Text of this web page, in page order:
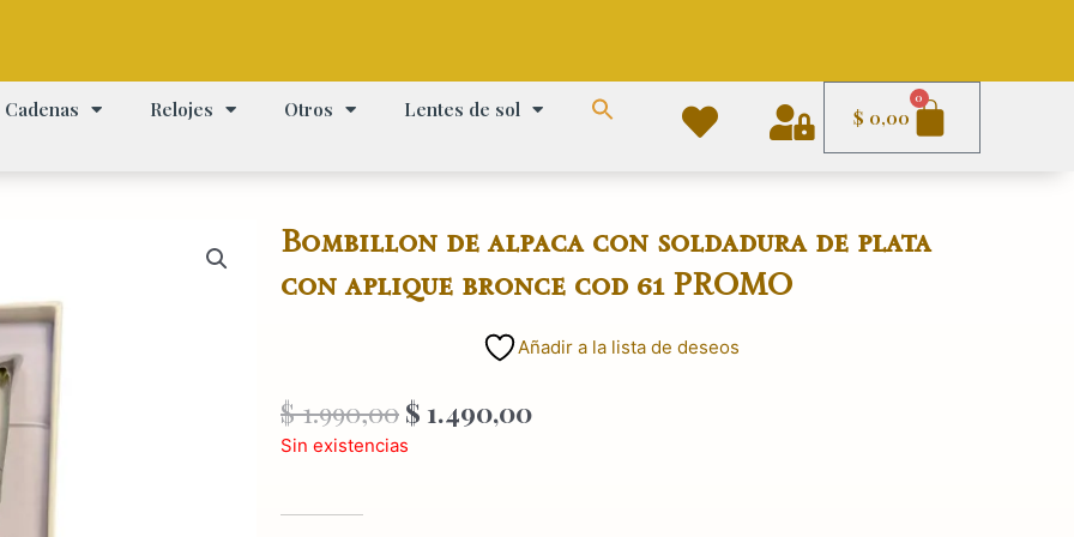
Cadenas Relojes Otros Lentes de sol $ 0,00
0
Carrito
Bombillon de alpaca con soldadura de plata
con aplique bronce cod 61 PROMO
Añadir a la lista de deseos
$1.990,00 El
precio
$ 1.490,00El
Sin existencias